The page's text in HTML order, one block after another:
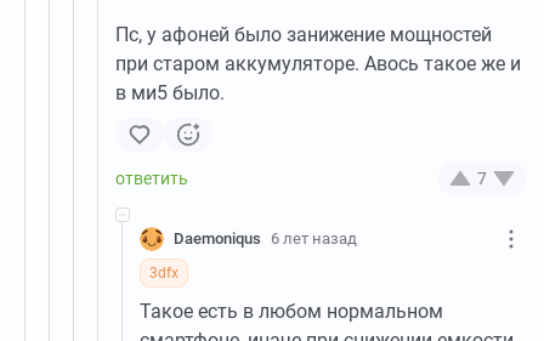
Пс, у афоней было занижение мощностей
при старом аккумуляторе. Авось такое же и
в ми5 было.
7
Daemoniqus 6 лет назад
3dfx
Такое есть в любом нормальном